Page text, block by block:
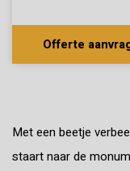
Offerte
Met een beetje
staart naar de